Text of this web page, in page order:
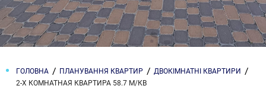
ГОЛОВНА ПЛАНУВАННЯ КВАРТИР
ДВОКІМНАТНІ КВАРТИРИ
2-Х КОМНАТНАЯ КВАРТИРА 58.7 М/КВ